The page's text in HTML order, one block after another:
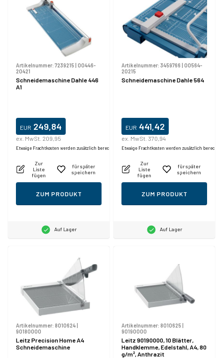
Artikelnummer: 7239215| 00446-
20421
Schneidemaschine Dahle 446
A1
EUR 249,84
ex. MwSt. 209,95
Etwaige Frachtkosten werden zusätzlich berechnet.
Zur
Liste
fügen
für später
speichern
ZUM PRODUKT
Auf Lager
Artikelnummer: 3459766 | 00564-
20215
Schneidemaschine Dahle 564
EUR 441,42
ex. MwSt. 370,94
Etwaige Frachtkosten werden zusätzlich
Zur
Liste
fügen
für später
speichern
ZUM PRODUKT
Auf Lager
Artikelnummer: 8010624|
90180000
Leitz Precision Home A4
Schneidemaschine
Artikelnummer: 8010625|
90190000
Leitz 90190000, 10 Blätter,
Handklemme, Edelstahl, A4, 80
g/m², Anthrazit